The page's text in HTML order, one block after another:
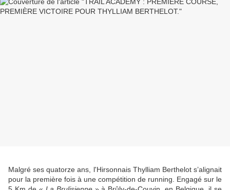
Malgré ses quatorze ans, l'Hirsonnais Thylliam Berthelot s’alignait
pour la première fois à une compétition de running. Engagé sur le